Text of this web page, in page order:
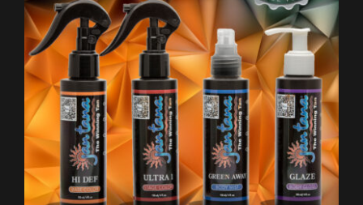
DÉTAILS